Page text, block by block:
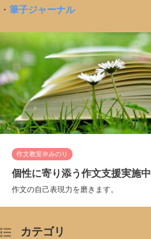
・ 筆子ジャーナル
作文教室＠みのり
個性に寄り添う作文支援実施中
作文の自己表現力を磨きます。
カテゴリ